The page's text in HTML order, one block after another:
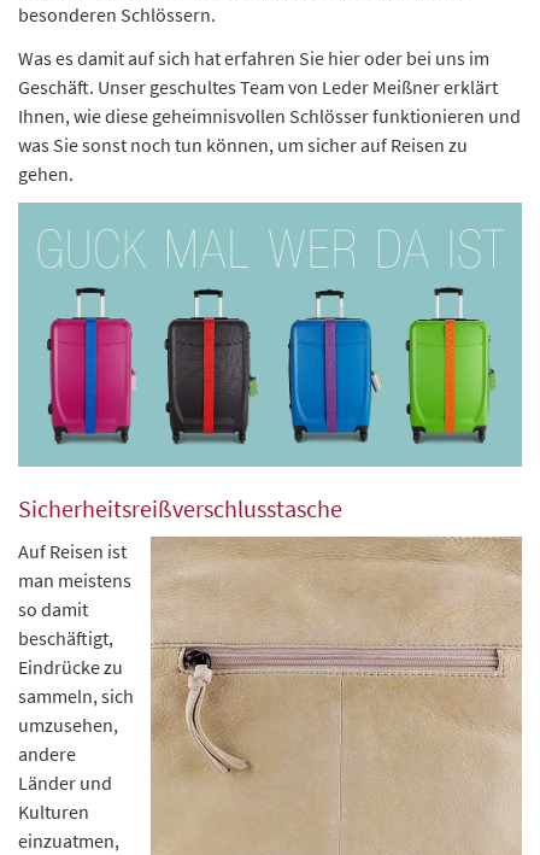
besonderen Schlössern.
Was es damit auf sich hat erfahren Sie hier oder bei uns im
Geschäft. Unser geschultes Team von Leder Meißner erklärt
Ihnen, wie diese geheimnisvollen Schlösser funktionieren und
was Sie sonst noch tun können, um sicher auf Reisen zu
gehen.
Sicherheitsreißverschlusstasche
Auf Reisen ist
man meistens
so damit
beschäftigt,
Eindrücke zu
sammeln, sich
umzusehen,
andere
Länder und
Kulturen
einzuatmen,